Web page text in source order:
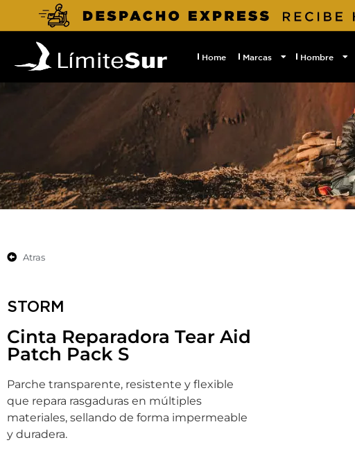
Home Marcas Hombre
Atras
STORM
Cinta Reparadora Tear Aid
Patch Pack S
Parche transparente, resistente y flexible
que repara rasgaduras en múltiples
materiales, sellando de forma impermeable
y duradera.